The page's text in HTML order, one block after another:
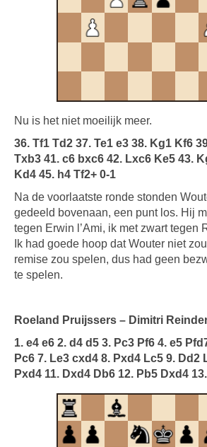
Nu is het niet moeilijk meer.
36. Tf1 Td2 37. Te1 e3 38. Kg1 Kf6
Txb3 41. c6 bxc6 42. Lxc6 Ke5 43.
Kd4 45. h4 Tf2+ 0-1
Na de voorlaatste ronde stonden
gedeeld bovenaan, een punt los. Hij
tegen Erwin l’Ami, ik met zwart tegen
Ik had goede hoop dat Wouter niet
remise zou spelen, dus had geen
te spelen.
Roeland Pruijssers – Dimitri
1. e4 e6 2. d4 d5 3. Pc3 Pf6 4. e5
Pc6 7. Le3 cxd4 8. Pxd4 Lc5 9. Dd2
Pxd4 11. Dxd4 Db6 12. Pb5 Dxd4